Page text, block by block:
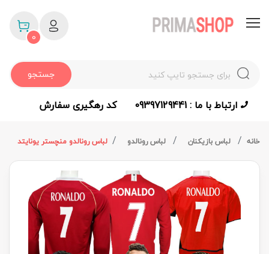
جستجو
0
ارتباط با ما : 09397129441 کد رهگیری سفارش
خانه لباس بازیکنان لباس رونالدو لباس رونالدو منچستر یونایتد